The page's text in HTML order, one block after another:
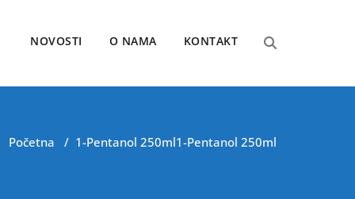
NOVOSTI O NAMA KONTAKT
Početna / 1-Pentanol 250ml1-Pentanol 250ml